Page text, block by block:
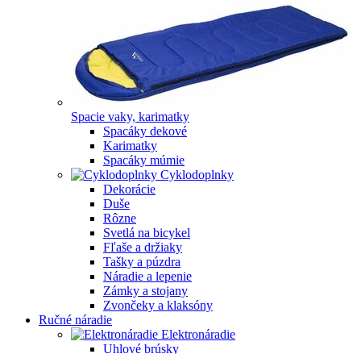
Spacie vaky, karimatky
Spacáky dekové
Karimatky
Spacáky múmie
Cyklodoplnky
Dekorácie
Duše
Rôzne
Svetlá na bicykel
Fľaše a držiaky
Tašky a púzdra
Náradie a lepenie
Zámky a stojany
Zvončeky a klaksóny
Ručné náradie
Elektronáradie
Uhlové brúsky